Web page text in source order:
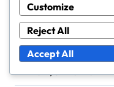
Nylige
Nybegynner
Customize
Reject All
Accept All